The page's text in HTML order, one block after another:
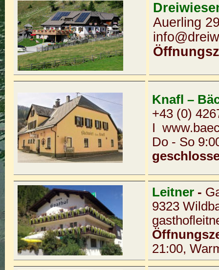
Auerling
Knafl –
+43 (0)
I
Do - So
Leitner -
9323
21:00,